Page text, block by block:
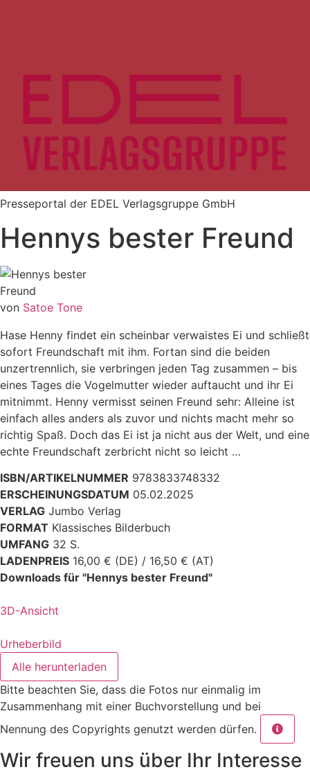
Presseportal der EDEL Verlagsgruppe GmbH
Hennys bester Freund
von Satoe Tone
Hase Henny findet ein scheinbar verwaistes Ei und schließt
sofort Freundschaft mit ihm. Fortan sind die beiden
unzertrennlich, sie verbringen jeden Tag zusammen – bis
eines Tages die Vogelmutter wieder auftaucht und ihr Ei
mitnimmt. Henny vermisst seinen Freund sehr: Alleine ist
einfach alles anders als zuvor und nichts macht mehr so
richtig Spaß. Doch das Ei ist ja nicht aus der Welt, und eine
echte Freundschaft zerbricht nicht so leicht …
ISBN/ARTIKELNUMMER 9783833748332
ERSCHEINUNGSDATUM 05.02.2025
VERLAG Jumbo Verlag
FORMAT Klassisches Bilderbuch
UMFANG 32 S.
LADENPREIS 16,00 € (DE) / 16,50 € (AT)
Downloads für "Hennys bester Freund"
3D-Ansicht
Urheberbild
Alle herunterladen
Bitte beachten Sie, dass die Fotos nur einmalig im
Zusammenhang mit einer Buchvorstellung und bei
Nennung des Copyrights genutzt werden dürfen.
Wir freuen uns über Ihr Interesse